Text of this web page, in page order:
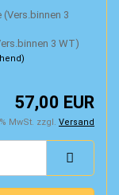
3 WT)
57,00 EUR
MwSt. zzgl. Versand